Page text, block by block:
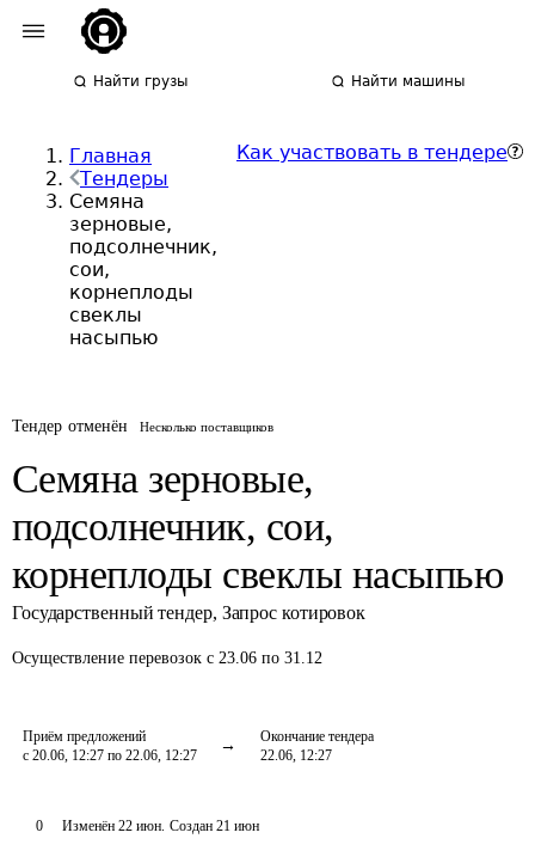
Найти грузы Найти машины
Главная
Тендеры
Семяна
зерновые,
подсолнечник,
сои,
корнеплоды
свеклы
насыпью
Как участвовать в тендере
Тендер отменён Несколько поставщиков
Семяна зерновые,
подсолнечник, сои,
корнеплоды свеклы насыпью
Государственный тендер, Запрос котировок
Осуществление перевозок с 23.06 по 31.12
Приём предложений
с 20.06, 12:27 по 22.06, 12:27
Окончание тендера
22.06, 12:27
0 Изменён 22 июн. Создан 21 июн